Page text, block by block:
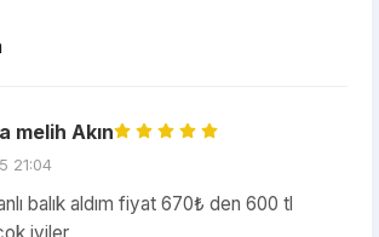
melih Akın
21:04
balık aldım fiyat 670₺ den 600 tl